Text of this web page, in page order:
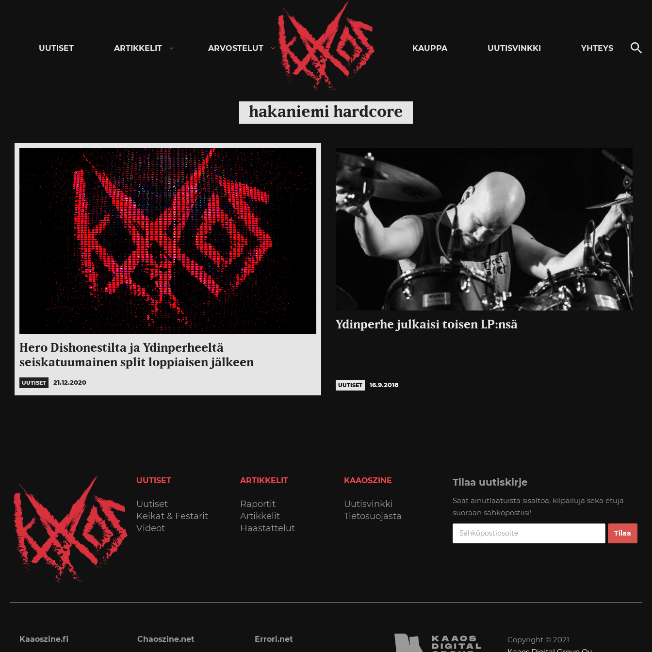
Kaaoszine
UUTISET ARTIKKELIT ARVOSTELUT KAUPPA UUTISVINKKI YHTEYS
hakaniemi hardcore
Hero Dishonestilta ja Ydinperheeltä
seiskatuumainen split loppiaisen jälkeen
UUTISET 21.12.2020
Ydinperhe julkaisi toisen LP:nsä
UUTISET 16.9.2018
UUTISET
Uutiset
Keikat & Festarit
Videot
ARTIKKELIT
Raportit
Artikkelit
Haastattelut
KAAOSZINE
Uutisvinkki
Tietosuojasta
Tilaa uutiskirje
Saat ainutlaatuista sisältöä, kilpailuja sekä etuja
suoraan sähköpostiisi!
Kaaoszine.fi Chaoszine.net Errori.net
Copyright © 2021